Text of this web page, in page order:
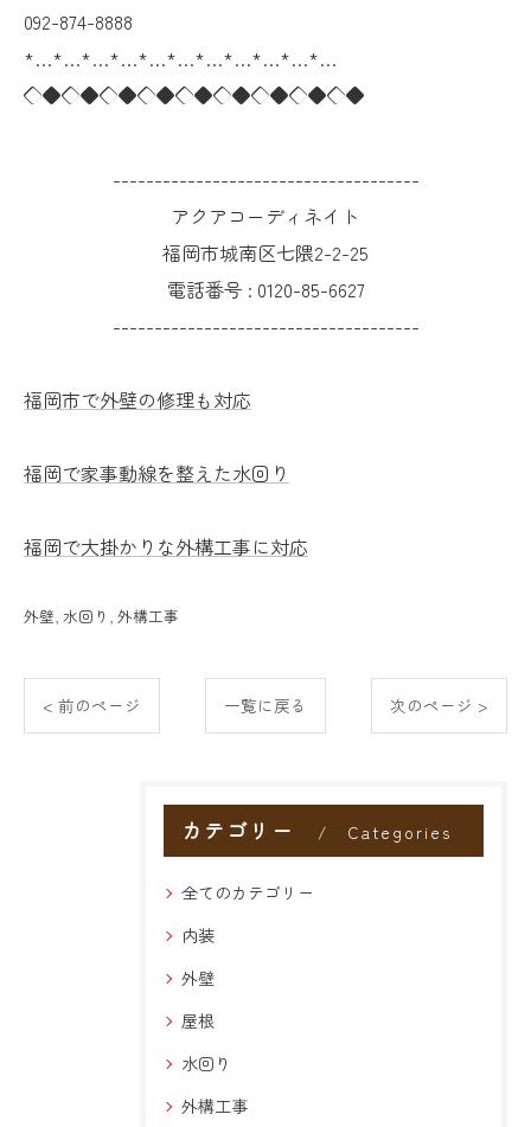
092-874-8888
*…*…*…*…*…*…*…*…*…*…*…
◇◆◇◆◇◆◇◆◇◆◇◆◇◆◇◆◇◆
-------------------------------------
アクアコーディネイト
福岡市城南区七隈2-2-25
電話番号 : 0120-85-6627
-------------------------------------
福岡市で外壁の修理も対応
福岡で家事動線を整えた水回り
福岡で大掛かりな外構工事に対応
外壁 水回り 外構工事
< 前のページ 一覧に戻る 次のページ >
カテゴリー Categories
全てのカテゴリー
内装
外壁
屋根
水回り
外構工事